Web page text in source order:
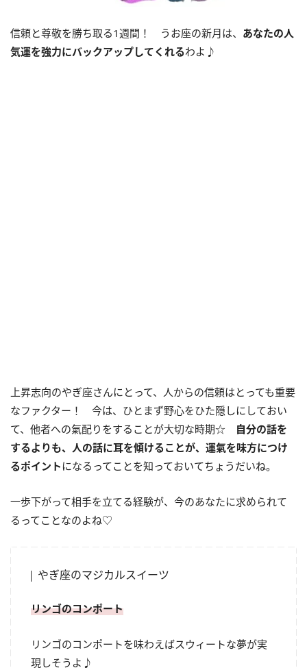
信頼と尊敬を勝ち取る1週間！ うお座の新月は、 あなたの人
気運を強力にバックアップしてくれるわよ♪
上昇志向のやぎ座さんにとって、人からの信頼はとっても重要
なファクター！ 今は、ひとまず野心をひた隠しにしておい
て、他者への氣配りをすることが大切な時期☆ 自分の話を
するよりも、人の話に耳を傾けることが、運氣を味方につけ
るポイントになるってことを知っておいてちょうだいね。
一歩下がって相手を立てる経験が、今のあなたに求められて
るってことなのよね♡
やぎ座のマジカルスイーツ
リンゴのコンポート
リンゴのコンポートを味わえばスウィートな夢が実
現しそうよ♪